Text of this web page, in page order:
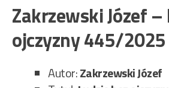
Zakrzewski Józef –
ojczyzny 445/2025
Autor:Zakrzewski Józef